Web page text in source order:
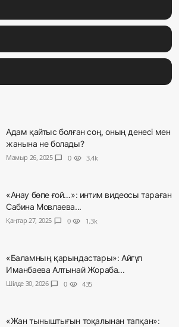
Адам қайтыс болған соң, оның денесі мен
жанына не болады?
Мамыр 26, 2025 chat_bubble 0 visibility 3.4k
«Анау бөпе ғой…»: интим видеосы тараған
Сабина Мовлаева...
Қаңтар 27, 2025 chat_bubble 0 visibility 1.3k
«Баламның қарындастары»: Айгүл
Иманбаева Алтынай Жораба...
Шілде 30, 2026 chat_bubble 0 visibility 435
«Жан тыныштығын тоқалынан тапқан»: